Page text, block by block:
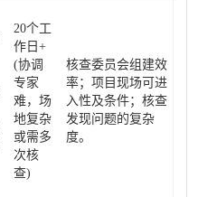
20个工
作日+
(协调
专家
难，场
地复杂
或需多
次核
查)
核查委员会组建效
率；项目现场可进
入性及条件；核查
发现问题的复杂
度。